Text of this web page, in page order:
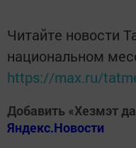
Читайте новости
национальном
https://max.ru/
Добавить «Хезмэт
Яндекс.Новости